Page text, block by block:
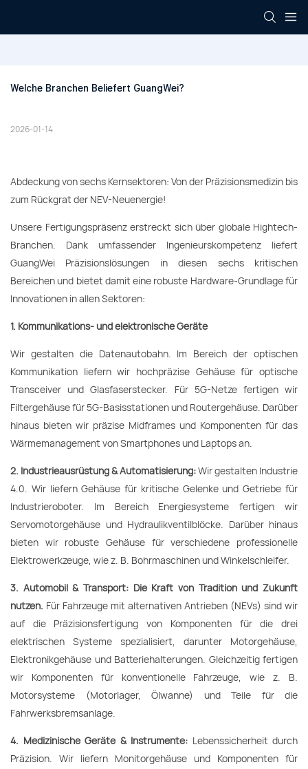
Welche Branchen Beliefert GuangWei?
2026-01-14
Abdeckung von sechs Kernsektoren: Von der Präzisionsmedizin bis
zum Rückgrat der NEV-Neuenergie!
Unsere Fertigungspräsenz erstreckt sich über globale Hightech-
Branchen. Dank umfassender Ingenieurskompetenz liefert
GuangWei Präzisionslösungen in diesen sechs kritischen
Bereichen und bietet damit eine robuste Hardware-Grundlage für
Innovationen in allen Sektoren:
1. Kommunikations- und elektronische Geräte
Wir gestalten die Datenautobahn. Im Bereich der optischen
Kommunikation liefern wir hochpräzise Gehäuse für optische
Transceiver und Glasfaserstecker. Für 5G-Netze fertigen wir
Filtergehäuse für 5G-Basisstationen und Routergehäuse. Darüber
hinaus bieten wir präzise Midframes und Komponenten für das
Wärmemanagement von Smartphones und Laptops an.
2. Industrieausrüstung & Automatisierung:Wir gestalten Industrie
4.0. Wir liefern Gehäuse für kritische Gelenke und Getriebe für
Industrieroboter. Im Bereich Energiesysteme fertigen wir
Servomotorgehäuse und Hydraulikventilblöcke. Darüber hinaus
bieten wir robuste Gehäuse für verschiedene professionelle
Elektrowerkzeuge, wie z. B. Bohrmaschinen und Winkelschleifer.
3. Automobil & Transport: Die Kraft von Tradition und Zukunft
nutzen. Für Fahrzeuge mit alternativen Antrieben (NEVs) sind wir
auf die Präzisionsfertigung von Komponenten für die drei
elektrischen Systeme spezialisiert, darunter Motorgehäuse,
Elektronikgehäuse und Batteriehalterungen. Gleichzeitig fertigen
wir Komponenten für konventionelle Fahrzeuge, wie z. B.
Motorsysteme (Motorlager, Ölwanne) und Teile für die
Fahrwerksbremsanlage.
4. Medizinische Geräte & Instrumente: Lebenssicherheit durch
Präzision. Wir liefern Monitorgehäuse und Komponenten für